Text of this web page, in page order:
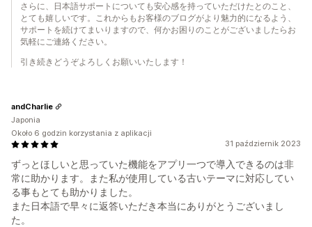
さらに、日本語サポートについても安心感を持っていただけたとのこと、
とても嬉しいです。これからもお客様のブログがより魅力的になるよう、
サポートを続けてまいりますので、何かお困りのことがございましたらお
気軽にご連絡ください。
引き続きどうぞよろしくお願いいたします！
31 październik 2023
ずっとほしいと思っていた機能をアプリ一つで導入できるのは非
常に助かります。また私が使用している古いテーマに対応してい
る事もとても助かりました。
また日本語で早々に返答いただき本当にありがとうございまし
た。
andCharlie
Japonia
Około 6 godzin korzystania z aplikacji